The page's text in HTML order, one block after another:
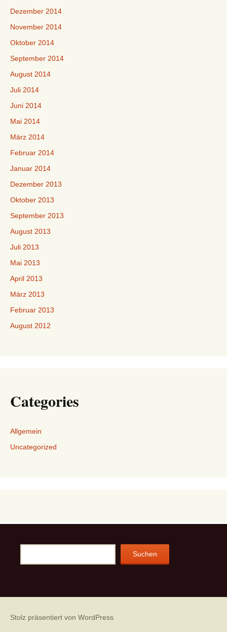
Dezember 2014
November 2014
Oktober 2014
September 2014
August 2014
Juli 2014
Juni 2014
Mai 2014
März 2014
Februar 2014
Januar 2014
Dezember 2013
Oktober 2013
September 2013
August 2013
Juli 2013
Mai 2013
April 2013
März 2013
Februar 2013
August 2012
Categories
Allgemein
Uncategorized
Suchen
Stolz präsentiert von WordPress